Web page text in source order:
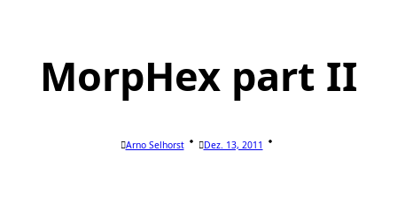
MorpHex part II
Arno Selhorst Dez. 13, 2011